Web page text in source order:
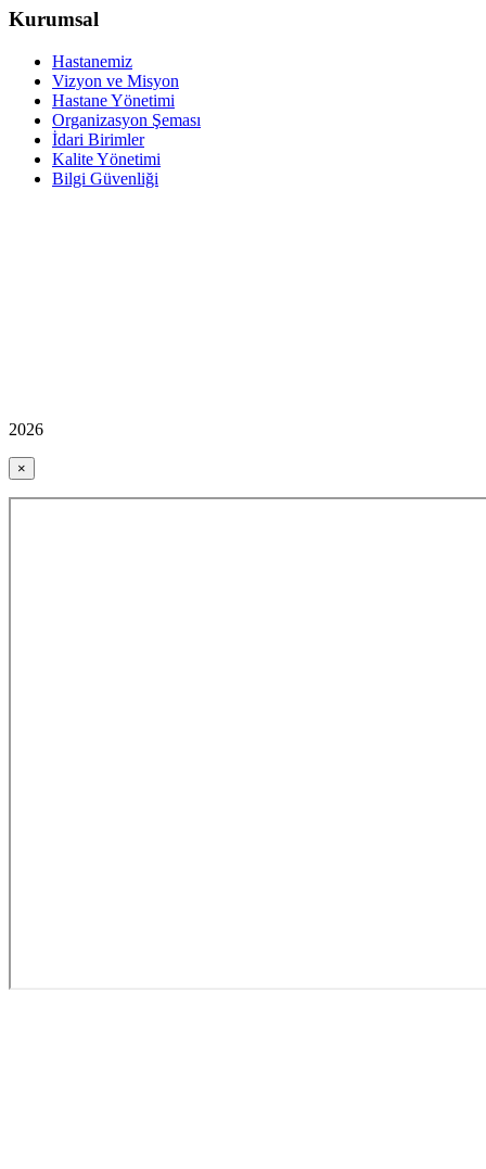
Kurumsal
Hastanemiz
Vizyon ve Misyon
Hastane Yönetimi
Organizasyon Şeması
İdari Birimler
Kalite Yönetimi
Bilgi Güvenliği
2026
×